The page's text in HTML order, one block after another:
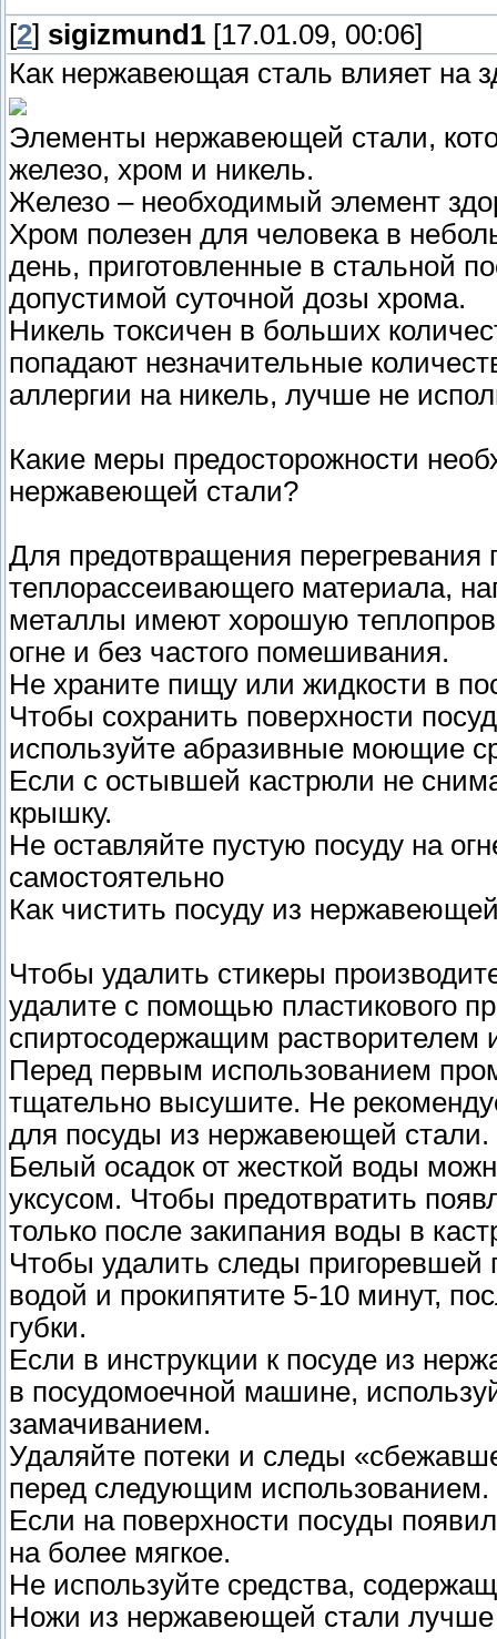
[2] sigizmund1 [17.01.09, 00:06]
Как нержавеющая сталь влияет на
Элементы нержавеющей стали,
железо, хром и никель.
Железо – необходимый элемент
Хром полезен для человека в
день, приготовленные в стальной
допустимой суточной дозы хрома.
Никель токсичен в больших
попадают незначительные
аллергии на никель, лучше не
Какие меры предосторожности
нержавеющей стали?
Для предотвращения
теплорассеивающего материала,
металлы имеют хорошую
огне и без частого помешивания.
Не храните пищу или жидкости в
Чтобы сохранить поверхности
используйте абразивные моющие
Если с остывшей кастрюли не
крышку.
Не оставляйте пустую посуду на
самостоятельно
Как чистить посуду из
Чтобы удалить стикеры
удалите с помощью пластикового
спиртосодержащим растворителем
Перед первым использованием
тщательно высушите. Не
для посуды из нержавеющей стали.
Белый осадок от жесткой воды
уксусом. Чтобы предотвратить
только после закипания воды в
Чтобы удалить следы
водой и прокипятите 5-10 минут,
губки.
Если в инструкции к посуде из
в посудомоечной машине,
замачиванием.
Удаляйте потеки и следы
перед следующим использованием.
Если на поверхности посуды
на более мягкое.
Не используйте средства,
Ножи из нержавеющей стали лучше